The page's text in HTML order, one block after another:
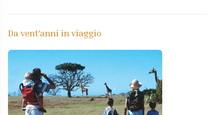
Da vent'anni in viaggio